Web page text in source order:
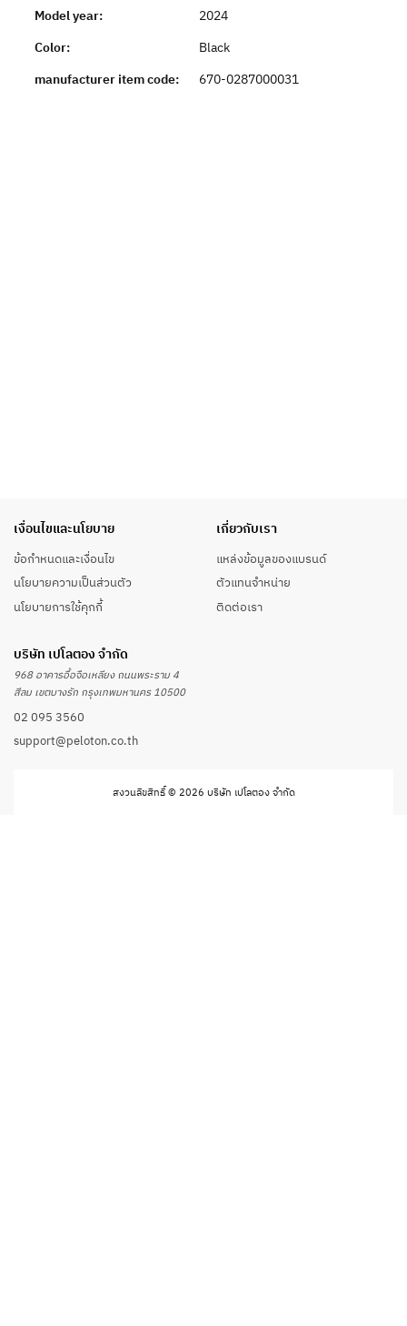
Model year:
2024
Color:
Black
manufacturer item code:
670-0287000031
เงื่อนไขและนโยบาย
ข้อกำหนดและเงื่อนไข
นโยบายความเป็นส่วนตัว
นโยบายการใช้คุกกี้
เกี่ยวกับเรา
แหล่งข้อมูลของแบรนด์
ตัวแทนจำหน่าย
ติดต่อเรา
บริษัท เปโลตอง จำกัด
968 อาคารอื้อจือเหลียง ถนนพระราม 4
สีลม เขตบางรัก กรุงเทพมหานคร 10500
02 095 3560
support@peloton.co.th
สงวนลิขสิทธิ์ © 2026 บริษัท เปโลตอง จำกัด